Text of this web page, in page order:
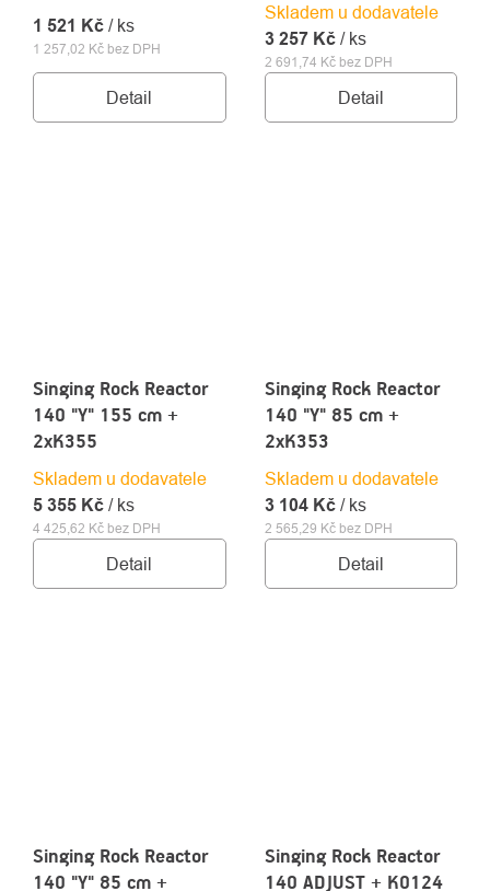
1 257,02 Kč bez DPH
1 521 Kč / ks
Detail
Skladem u dodavatele
2 691,74 Kč bez DPH
3 257 Kč / ks
Detail
Singing Rock Reactor
140 "Y" 155 cm +
2xK355
Skladem u dodavatele
4 425,62 Kč bez DPH
5 355 Kč / ks
Detail
Singing Rock Reactor
140 "Y" 85 cm +
2xK353
Skladem u dodavatele
2 565,29 Kč bez DPH
3 104 Kč / ks
Detail
Singing Rock Reactor
140 "Y" 85 cm +
Singing Rock Reactor
140 ADJUST + K0124